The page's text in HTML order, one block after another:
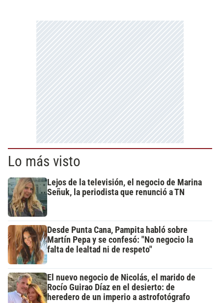
Lo más visto
Lejos de la televisión, el negocio de Marina
Señuk, la periodista que renunció a TN
Desde Punta Cana, Pampita habló sobre
Martín Pepa y se confesó: "No negocio la
falta de lealtad ni de respeto"
El nuevo negocio de Nicolás, el marido de
Rocío Guirao Díaz en el desierto: de
heredero de un imperio a astrofotógrafo